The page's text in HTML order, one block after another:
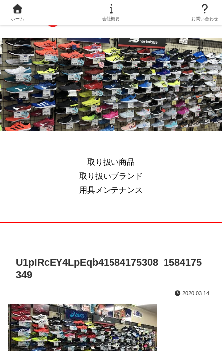
取り扱い商品
取り扱いブランド
用具メンテナンス
U1pIRcEY4LpEqb41584175308_1584175
349
2020.03.14
ホーム 会社概要 お問い合わせ